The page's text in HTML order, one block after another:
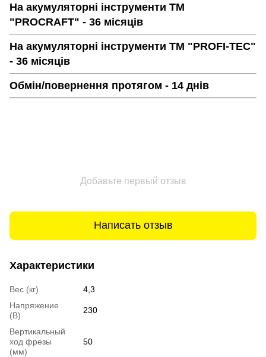
На акумуляторні інструменти ТМ
"PROCRAFT" - 36 місяців
На акумуляторні інструменти ТМ "PROFI-TEC"
- 36 місяців
Обмін/повернення протягом - 14 днів
Добавьте первый отзыв
Написать отзыв
Характеристики
Вес (кг)
4,3
Напряжение
(В)
230
Вертикальный
ход фрезы
(мм)
50